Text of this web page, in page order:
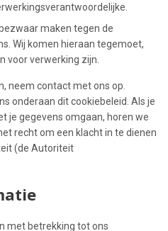
maken tegen de
Wij komen hieraan tegemoet,
voor verwerking zijn.
neem contact met ons op.
onderaan dit cookiebeleid. Als je
je gegevens omgaan, horen we
recht om een klacht in te dienen
(de Autoriteit
met betrekking tot ons